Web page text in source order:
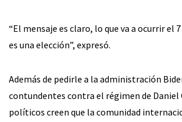
“El mensaje es claro, lo que va a ocurrir el
es una elección”, expresó.
Además de pedirle a la administración
contundentes contra el régimen de Daniel
políticos creen que la comunidad